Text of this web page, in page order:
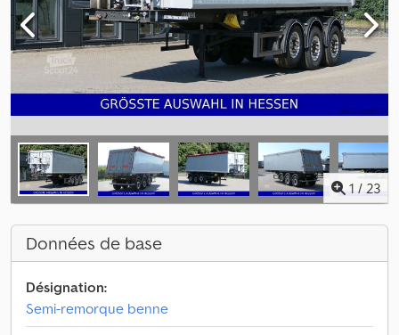
1 / 23
Données de base
Désignation:
Semi-remorque benne